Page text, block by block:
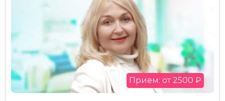
Прием: от 2500 ₽